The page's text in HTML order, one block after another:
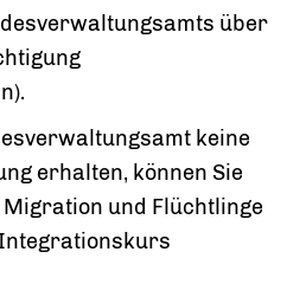
über
keine
erhalten, können Sie
und Flüchtlinge